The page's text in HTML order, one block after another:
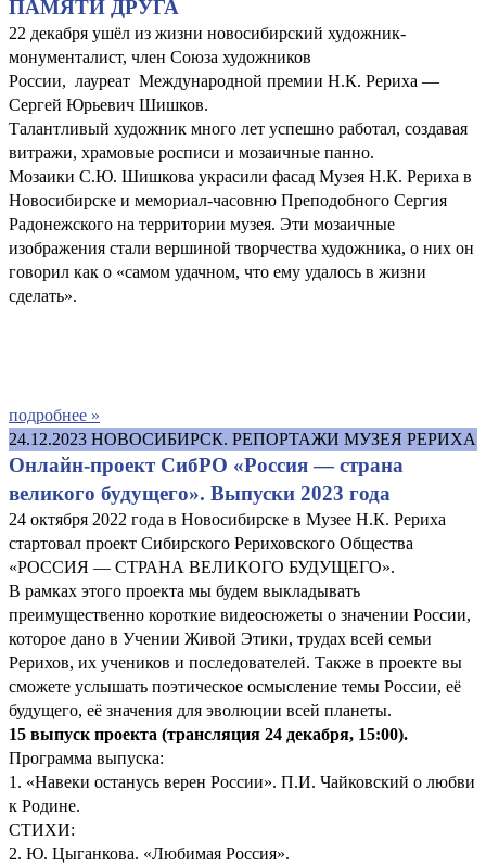
ПАМЯТИ ДРУГА
22 декабря ушёл из жизни новосибирский художник-
монументалист, член Союза художников
России, лауреат Международной премии Н.К. Рериха —
Сергей Юрьевич Шишков.
Талантливый художник много лет успешно работал, создавая
витражи, храмовые росписи и мозаичные панно.
Мозаики С.Ю. Шишкова украсили фасад Музея Н.К. Рериха в
Новосибирске и мемориал-часовню Преподобного Сергия
Радонежского на территории музея. Эти мозаичные
изображения стали вершиной творчества художника, о них он
говорил как о «самом удачном, что ему удалось в жизни
сделать».
подробнее »
24.12.2023 НОВОСИБИРСК. РЕПОРТАЖИ МУЗЕЯ РЕРИХА
Онлайн-проект СибРО «Россия — страна
великого будущего». Выпуски 2023 года
24 октября 2022 года в Новосибирске в Музее Н.К. Рериха
стартовал проект Сибирского Рериховского Общества
«РОССИЯ — СТРАНА ВЕЛИКОГО БУДУЩЕГО».
В рамках этого проекта мы будем выкладывать
преимущественно короткие видеосюжеты о значении России,
которое дано в Учении Живой Этики, трудах всей семьи
Рерихов, их учеников и последователей. Также в проекте вы
сможете услышать поэтическое осмысление темы России, её
будущего, её значения для эволюции всей планеты.
15 выпуск проекта (трансляция 24 декабря, 15:00).
Программа выпуска:
1. «Навеки останусь верен России». П.И. Чайковский о любви
к Родине.
СТИХИ:
2. Ю. Цыганкова. «Любимая Россия».